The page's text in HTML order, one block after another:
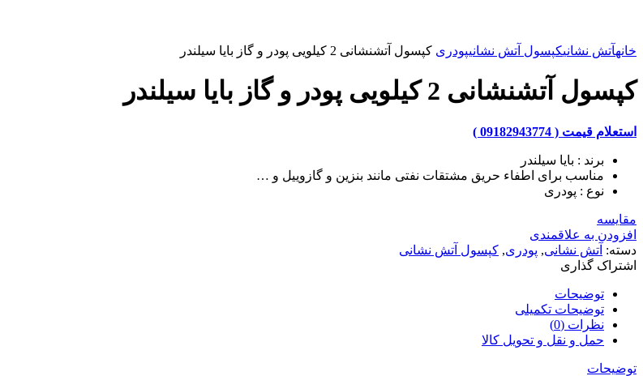
خانهآتش نشانیکپسول آتش نشانیپودری کپسول آتشنشانی 2 کیلویی پودر و گاز بایا سیلندر
کپسول آتشنشانی 2 کیلویی پودر و گاز بایا سیلندر
استعلام قیمت ( 09182943774 )
برند : بایا سیلندر
مناسب برای اطفاء حریق مشتقات نفتی مانند بنزین و گازوییل و …
نوع : پودری
مقایسه
افزودن به علاقمندی
دسته: آتش نشانی, پودری, کپسول آتش نشانی
اشتراک گذاری
توضیحات
توضیحات تکمیلی
نظرات (0)
حمل و نقل و تحویل کالا
توضیحات